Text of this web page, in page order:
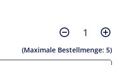
(Maximale Bestellmenge: 5)